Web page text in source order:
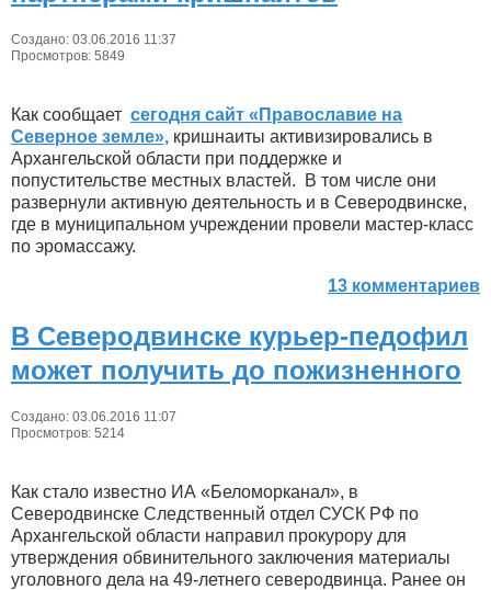
Создано: 03.06.2016 11:37
Просмотров: 5849
Как сообщает сегодня сайт «Православие на
Северное земле», кришнаиты активизировались в
Архангельской области при поддержке и
попустительстве местных властей. В том числе они
развернули активную деятельность и в Северодвинске,
где в муниципальном учреждении провели мастер-класс
по эромассажу.
13 комментариев
В Северодвинске курьер-педофил
может получить до пожизненного
Создано: 03.06.2016 11:07
Просмотров: 5214
Как стало известно ИА «Беломорканал», в
Северодвинске Следственный отдел СУСК РФ по
Архангельской области направил прокурору для
утверждения обвинительного заключения материалы
уголовного дела на 49-летнего северодвинца. Ранее он